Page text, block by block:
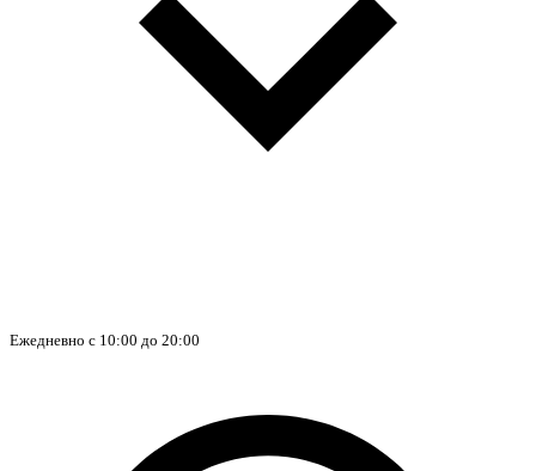
Ежедневно с 10:00 до 20:00